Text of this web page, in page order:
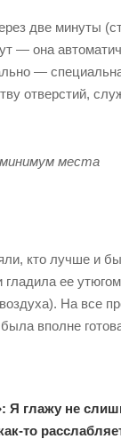
две минуты
— она
—
отверстий,
места
кто лучше и
ее
На все
вполне
Я глажу не
то